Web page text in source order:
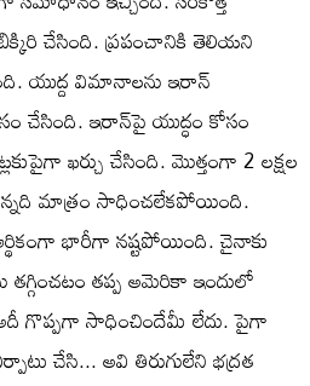
చేసింది. ప్రపంచానికి తెలియని
యుద్ద విమానాలను ఇరాన్‌
చేసింది. ఇరాన్‌పై యుద్ధం కోసం
ఖర్చు చేసింది. మొత్తంగా 2 లక్షల
మాత్రం సాధించలేకపోయింది.
భారీగా నష్టపోయింది. చైనాకు
తగ్గించటం తప్ప అమెరికా ఇందులో
గొప్పగా సాధించిందేమీ లేదు. పైగా
చేసి... అవి తిరుగులేని భద్రత